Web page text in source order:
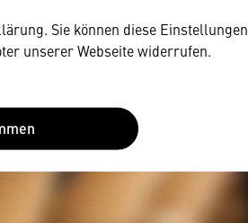
Sie können diese Einstellungen
unserer Webseite widerrufen.